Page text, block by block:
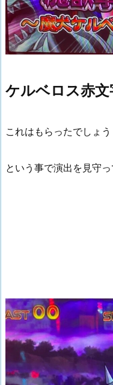
ケルベロス赤文
これはもらったでしょう
という事で演出を見守っ